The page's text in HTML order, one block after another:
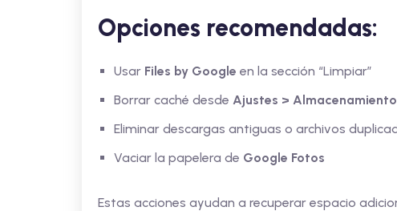
Opciones recomendadas:
Usar Files by Google en la sección “Limpiar”
Borrar caché desde Ajustes >
Eliminar descargas antiguas o archivos
Vaciar la papelera de Google Fotos
Estas acciones ayudan a recuperar espacio